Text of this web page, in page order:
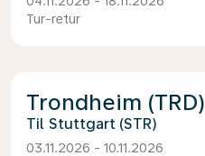
Tur-retur
Trondheim (TRD)
Stuttgart (STR)
03.11.2026 - 10.11.2026